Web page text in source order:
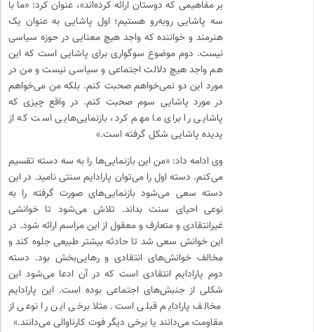
بر مفاهیمی که دوستان ارائه کرده‌اند»، عنوان کرد: «ما با
سه پاشایی روبه‌رو هستیم؛ اول پاشایی به عنوان یک
هنرمند و خواننده که واجد هیچ معنایی در حوزه سیاسی
نیست. دوم موضوع سوگواری برای پاشایی است که این
هم واجد هیچ دلالت اجتماعی و سیاسی نیست و من در
مورد این دو نمی‌خواهم صحبت کنم. بلکه من می‌خواهم
در مورد پاشایی سوم صحبت کنم. در واقع چیزی که
پاشایی را برای ما مهم کرد، بازنمایی‌هایی است که از
پدیده پاشایی شکل گرفته است.»
وی ادامه داد: «من این بازنمایی‌ها را به سه دسته تقسیم
می‌کنم. دسته اول را می‌توان پارادایم سنتی نامید. در این
دسته سعی می‌شود بازنمایی‌های صورت گرفته را به
نوعی احیای سنت بداند. تلاش می‌شود تا خوانشی
غیرانتقادی و متعارف و معقول از این مراسم ارائه شود. در
این خوانش سعی شد تا حادثه بیشتر طبیعی جلوه کند و
مخالف خوانش‌های انتقادی و رهایی‌بخش بود. دسته
دوم پارادایم انتقادی است که در آن ادعا می‌شود این
شکلی از جنبش‌های اجتماعی بوده است. این پارادایم
مخالف پارادایم قبلی است. مثلا برخی این را نوعی از
مقاومت می‌دانند یا برخی دیگر فوت کارناوالی می‌دانند.»